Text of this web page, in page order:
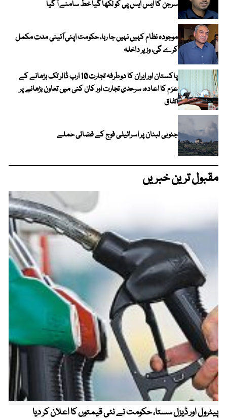
سرجن کا ایس ایس پی کو لکھا گیا خط سامنے آ گیا
موجودہ نظام کہیں نہیں جا رہا، حکومت اپنی آئینی مدت مکمل
کرے گی، وزیر داخلہ
پاکستان اور ایران کا دوطرفہ تجارت 10 ارب ڈالر تک بڑھانے کے
عزم کا اعادہ، سرحدی تجارت اور کان کنی میں تعاون بڑھانے پر
اتفاق
جنوبی لبنان پر اسرائیلی فوج کے فضائی حملے
مقبول ترین خبریں
پیٹرول اور ڈیزل سستا، حکومت نے نئی قیمتوں کا اعلان کر دیا